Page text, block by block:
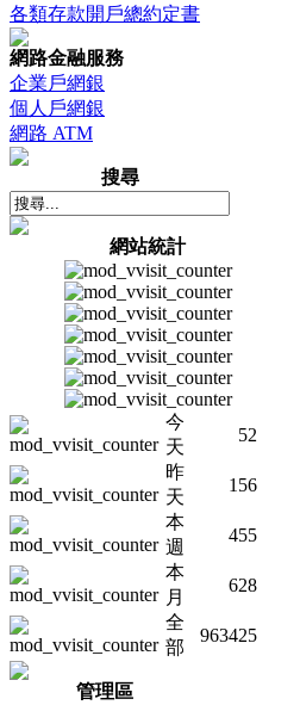
各類存款開戶總約定書
網路金融服務
企業戶網銀
個人戶網銀
網路 ATM
搜尋
網站統計
今
天
52
昨
天
156
本
週
455
本
月
628
全
部
963425
管理區